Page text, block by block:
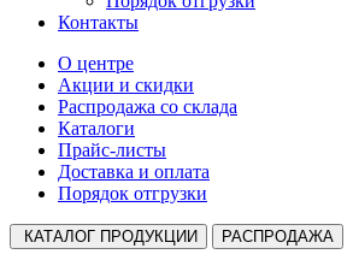
Контакты
О центре
Акции и скидки
Распродажа со склада
Каталоги
Прайс-листы
Доставка и оплата
Порядок отгрузки
КАТАЛОГ ПРОДУКЦИИ РАСПРОДАЖА